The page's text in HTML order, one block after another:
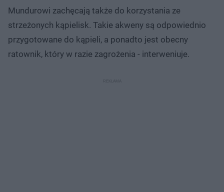
Mundurowi zachęcają także do korzystania ze
strzeżonych kąpielisk. Takie akweny są odpowiednio
przygotowane do kąpieli, a ponadto jest obecny
ratownik, który w razie zagrożenia - interweniuje.